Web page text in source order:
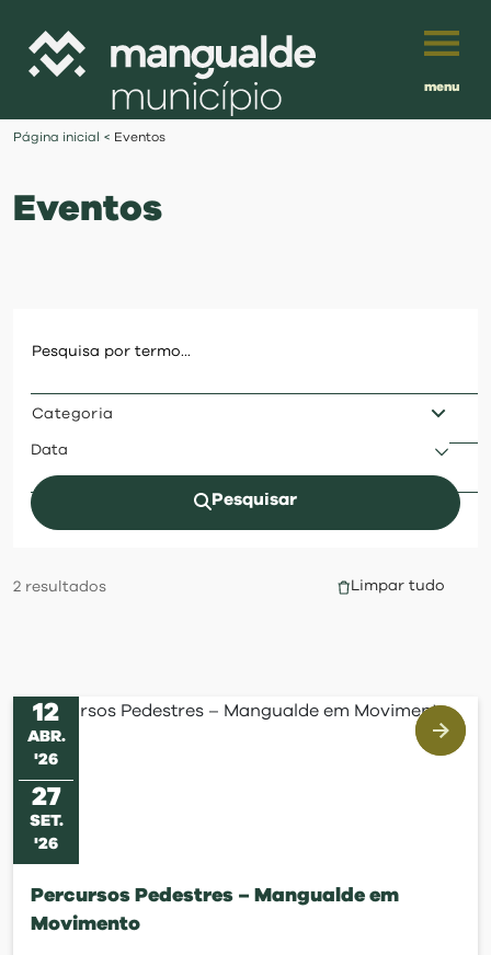
menu
investir
balcão digital
visit
Português
Página inicial < Eventos
Eventos
Categoria
Data
Pesquisar
2 resultados Limpar tudo
12
ABR.
'26
27
SET.
'26
Percursos Pedestres – Mangualde em
Movimento